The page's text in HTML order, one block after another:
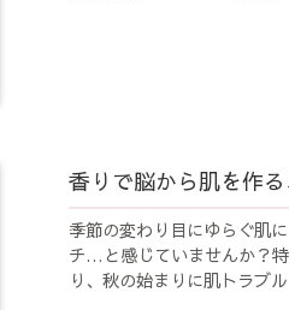
香りで脳から肌を作
季節の変わり目にゆらぐ肌
チ…と感じていませんか？
り、秋の始まりに肌トラブ